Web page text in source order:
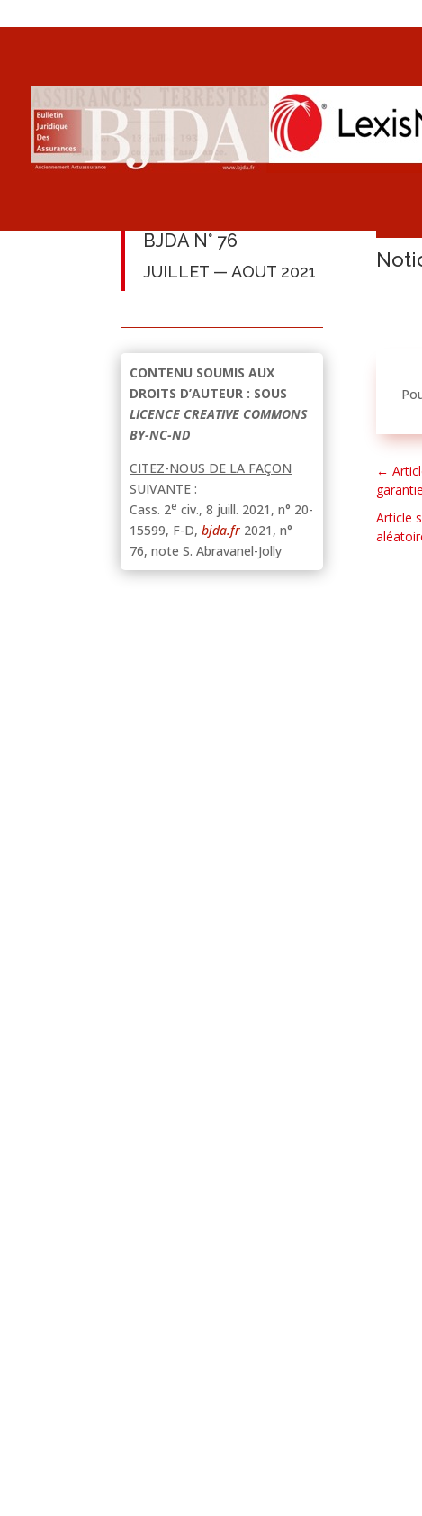
BJDA N° 76
JUILLET — AOUT 2021
CONTENU SOUMIS AUX
DROITS D’AUTEUR : SOUS
LICENCE CREATIVE COMMONS
BY-NC-ND
CITEZ-NOUS DE LA FAÇON
SUIVANTE :
Cass. 2e civ., 8 juill. 2021, n° 20-
15599, F-D,bjda.fr 2021, n°
76, note S. Abravanel-Jolly
←
garantie
Article